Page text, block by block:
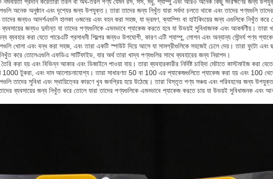
অনেক অনুষ্ঠান এবং দৃশ্যের জন্য উপযুক্ত। তারা তাদের জন্য নিখুঁত যারা সর্বদা চলতে থাকে এবং তাদের পণ্যগুলি
তাদের জন্যও আদর্শএগুলি হালকা ওজনের এবং বহন করা সহজ, যা ভ্রমণ, ক্যাম্পিং বা হাইকিংয়ের জন্য এগুলিকে নিখুঁত করে
জন্যও দুর্দান্ত যা তাদের পণ্যগুলিকে এমনভাবে প্যাকেজ করতে হবে যা উভয়ই সুবিধাজনক এবং আকর্ষণীয়। তারা
ব্যবহার করা যেতে পারেএটি প্রসাধনী শিল্পের জন্যও উপযোগী, কারণ এটি শ্যাম্পু, লোশন এবং অন্যান্য সৌন্দর্য পণ্য
খোলা এবং বন্ধ করা সহজ, এবং তারা একটি স্পাউট দিয়ে আসে যা সামগ্রীগুলিকে সহজেই ঢেলে দেয়। তারা ফুটো
নিখুঁত করে তোলেএগুলি এফডিএ সার্টিফাইড, যার অর্থ তারা খাদ্য পণ্যগুলির সাথে ব্যবহারের জন্য নিরাপদ।
করা হয় এবং বিভিন্ন আকার এবং ডিজাইনে পাওয়া যায়। তারা ব্যবহারকারীর নির্দিষ্ট চাহিদা মেটাতে কাস্টমাইজ
1000 টুকরা, এবং দাম আলোচনাযোগ্য। তারা সাধারণত 50 বা 100 এর প্যাকেজগুলিতে প্যাকেজ করা হয় এবং 100
তাদের সুবিধা এবং স্থায়িত্বের কারণে খুব জনপ্রিয় হয়ে উঠেছে। তারা বিস্তৃত পণ্য সঞ্চয় এবং পরিবহনের জন্য
ব্যবসায়ের জন্য নিখুঁত করে তোলে যারা তাদের পণ্যগুলিকে এমনভাবে প্যাকেজ করতে চায় যা উভয়ই সুবিধাজনক এবং